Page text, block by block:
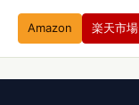
Amazon 楽天市場